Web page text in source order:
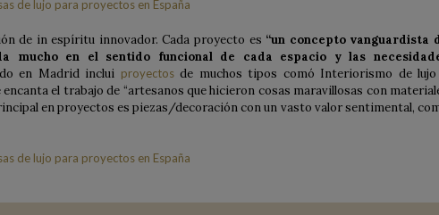
de in espíritu innovador. Cada proyecto es “un concepto vanguardista
mucho en el sentido funcional de cada espacio y las
en Madrid inclui proyectosde muchos tipos comó Interiorismo de
encanta el trabajo de “artesanos que hicieron cosas maravillosas con
en proyectos es piezas/decoración con un vasto valor sentimental,